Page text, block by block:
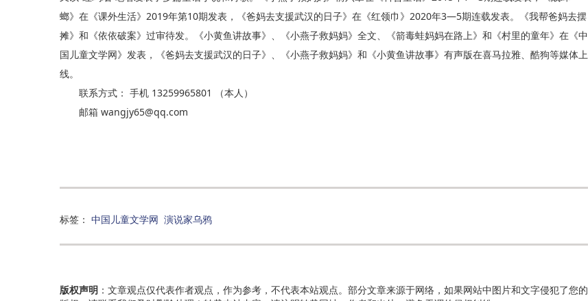
螂》在《课外生活》2019年第10期发表，《爸妈去支援武汉的日子》在《红领巾》2020年3—5期连载发表。《我帮爸妈去摆
摊》和《依依破案》过审待发。《小黄鱼讲故事》、《小燕子救妈妈》全文、《箭毒蛙妈妈在路上》和《村里的童年》在《中
国儿童文学网》发表，《爸妈去支援武汉的日子》、《小燕子救妈妈》和《小黄鱼讲故事》有声版在喜马拉雅、酷狗等媒体上
线。
联系方式： 手机 13259965801 （本人）
邮箱 wangjy65@qq.com
标签： 中国儿童文学网 演说家乌鸦
版权声明 ：文章观点仅代表作者观点，作为参考，不代表本站观点。部分文章来源于网络，如果网站中图片和文字侵犯了您的